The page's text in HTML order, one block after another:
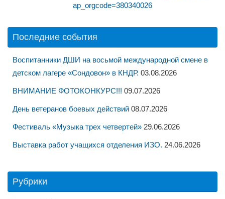
ap_orgcode=380340026
Последние события
Воспитанники ДШИ на восьмой международной смене в
детском лагере «Сондовон» в КНДР. 03.08.2026
ВНИМАНИЕ ФОТОКОНКУРС!!! 09.07.2026
День ветеранов боевых действий 08.07.2026
Фестиваль «Музыка трех четвертей» 29.06.2026
Выставка работ учащихся отделения ИЗО. 24.06.2026
Рубрики